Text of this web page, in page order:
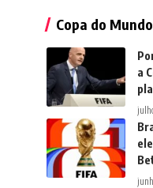
Copa do Mundo
a